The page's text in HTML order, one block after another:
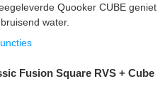
Quooker CUBE geniet
water.
Fusion Square RVS + Cube